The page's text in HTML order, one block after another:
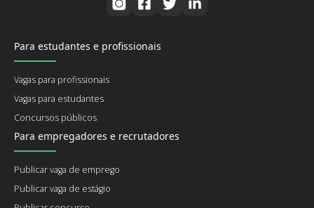
Para estudantes e profissionais
Vagas para profissionais
Vagas para estudantes
Concursos públicos
Para empregadores e recrutadores
Publicar vaga de emprego
Publicar vaga de estágio